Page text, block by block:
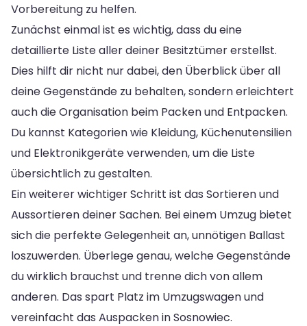
Vorbereitung zu helfen.
Zunächst einmal ist es wichtig, dass du eine
detaillierte Liste aller deiner Besitztümer erstellst.
Dies hilft dir nicht nur dabei, den Überblick über all
deine Gegenstände zu behalten, sondern erleichtert
auch die Organisation beim Packen und Entpacken.
Du kannst Kategorien wie Kleidung, Küchenutensilien
und Elektronikgeräte verwenden, um die Liste
übersichtlich zu gestalten.
Ein weiterer wichtiger Schritt ist das Sortieren und
Aussortieren deiner Sachen. Bei einem Umzug bietet
sich die perfekte Gelegenheit an, unnötigen Ballast
loszuwerden. Überlege genau, welche Gegenstände
du wirklich brauchst und trenne dich von allem
anderen. Das spart Platz im Umzugswagen und
vereinfacht das Auspacken in Sosnowiec.